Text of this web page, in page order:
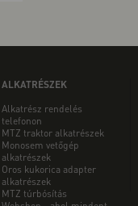
ALKATRÉSZEK
Alkatrész rendelés
telefonon
MTZ traktor alkatrészek
Monosem vetőgép
alkatrészek
Oros kukorica adapter
alkatrészek
MTZ túrbósítás